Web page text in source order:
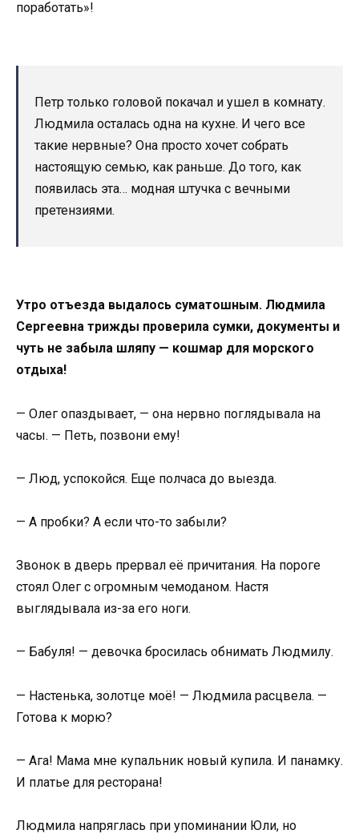
поработать»!
Петр только головой покачал и ушел в комнату.
Людмила осталась одна на кухне. И чего все
такие нервные? Она просто хочет собрать
настоящую семью, как раньше. До того, как
появилась эта… модная штучка с вечными
претензиями.
Утро отъезда выдалось суматошным. Людмила
Сергеевна трижды проверила сумки, документы и
чуть не забыла шляпу — кошмар для морского
отдыха!
— Олег опаздывает, — она нервно поглядывала на
часы. — Петь, позвони ему!
— Люд, успокойся. Еще полчаса до выезда.
— А пробки? А если что-то забыли?
Звонок в дверь прервал её причитания. На пороге
стоял Олег с огромным чемоданом. Настя
выглядывала из-за его ноги.
— Бабуля! — девочка бросилась обнимать Людмилу.
— Настенька, золотце моё! — Людмила расцвела. —
Готова к морю?
— Ага! Мама мне купальник новый купила. И панамку.
И платье для ресторана!
Людмила напряглась при упоминании Юли, но